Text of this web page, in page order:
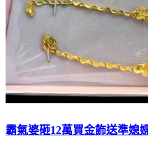
霸氣婆砸12萬買金飾送準